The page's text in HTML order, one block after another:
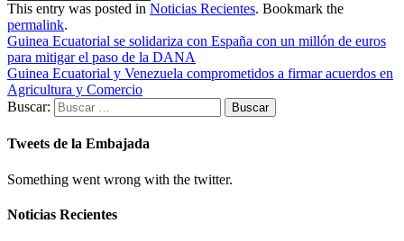
This entry was posted in Noticias Recientes. Bookmark the
permalink.
Guinea Ecuatorial se solidariza con España con un millón de euros
para mitigar el paso de la DANA
Guinea Ecuatorial y Venezuela comprometidos a firmar acuerdos en
Agricultura y Comercio
Buscar:
Tweets de la Embajada
Something went wrong with the twitter.
Noticias Recientes